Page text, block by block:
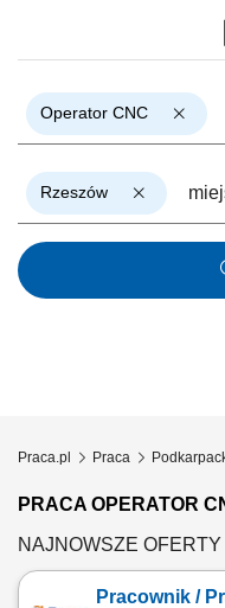
Operator CNC
Rzeszów
Praca.pl Praca
PRACA OPERATOR
NAJNOWSZE
Pracownik /